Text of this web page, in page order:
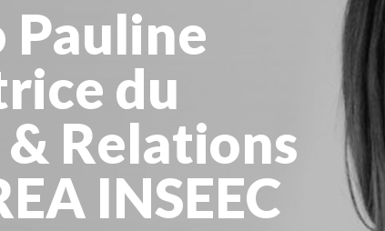
2025
IN INTERVIEW
EBS MANAGER AT BTG PA...
DE SYNTHÈSE ET D’...
LAMBERT, FOUNDER ...
Pauline
du
Relations
INSEEC